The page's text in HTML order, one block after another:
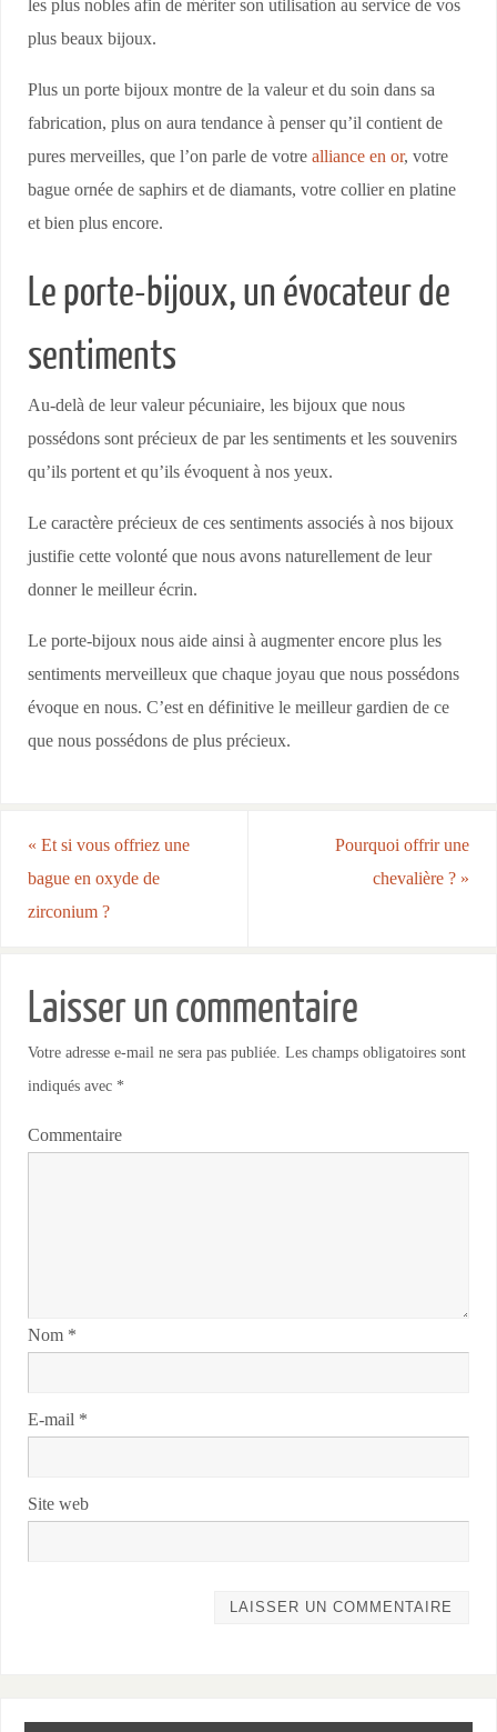
les plus nobles afin de mériter son utilisation au service de vos
plus beaux bijoux.
Plus un porte bijoux montre de la valeur et du soin dans sa
fabrication, plus on aura tendance à penser qu’il contient de
pures merveilles, que l’on parle de votrealliance en or, votre
bague ornée de saphirs et de diamants, votre collier en platine
et bien plus encore.
Le porte-bijoux, un évocateur de
sentiments
Au-delà de leur valeur pécuniaire, les bijoux que nous
possédons sont précieux de par les sentiments et les souvenirs
qu’ils portent et qu’ils évoquent à nos yeux.
Le caractère précieux de ces sentiments associés à nos bijoux
justifie cette volonté que nous avons naturellement de leur
donner le meilleur écrin.
Le porte-bijoux nous aide ainsi à augmenter encore plus les
sentiments merveilleux que chaque joyau que nous possédons
évoque en nous. C’est en définitive le meilleur gardien de ce
que nous possédons de plus précieux.
« Et si vous offriez une
bague en oxyde de
zirconium ?
Pourquoi offrir une
chevalière ? »
Laisser un commentaire
Votre adresse e-mail ne sera pas publiée. Les champs obligatoires sont
indiqués avec *
Commentaire
Nom *
E-mail *
Site web